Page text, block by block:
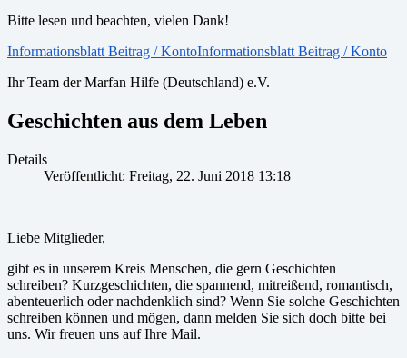
Bitte lesen und beachten, vielen Dank!
Informationsblatt Beitrag / KontoInformationsblatt Beitrag / Konto
Ihr Team der Marfan Hilfe (Deutschland) e.V.
Geschichten aus dem Leben
Details
Veröffentlicht: Freitag, 22. Juni 2018 13:18
Liebe Mitglieder,
gibt es in unserem Kreis Menschen, die gern Geschichten
schreiben? Kurzgeschichten, die spannend, mitreißend, romantisch,
abenteuerlich oder nachdenklich sind? Wenn Sie solche Geschichten
schreiben können und mögen, dann melden Sie sich doch bitte bei
uns. Wir freuen uns auf Ihre Mail.